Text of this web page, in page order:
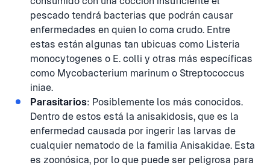
pescado tendrá bacterias que podrán causar
enfermedades en quien lo coma crudo. Entre
estas están algunas tan ubicuas como Listeria
monocytogenes o E. colli y otras más específicas
como Mycobacterium marinum o Streptococcus
iniae.
Parasitarios: Posiblemente los más conocidos.
Dentro de estos está la anisakidosis, que es la
enfermedad causada por ingerir las larvas de
cualquier nematodo de la familia Anisakidae. Esta
es zoonósica, por lo que puede ser peligrosa para